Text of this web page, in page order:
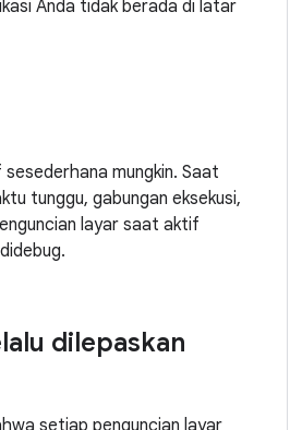
Anda tidak berada di latar
mungkin. Saat
tunggu, gabungan eksekusi,
layar saat aktif
dilepaskan
setiap penguncian layar